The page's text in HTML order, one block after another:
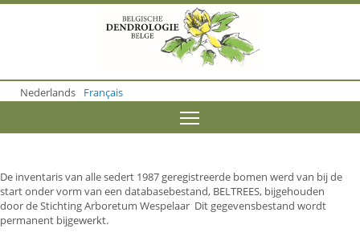
o
m
o
n
t
e
n
Nederlands Français
De inventaris van alle sedert 1987 geregistreerde bomen werd van bij de
start onder vorm van een databasebestand, BELTREES, bijgehouden
door de Stichting Arboretum Wespelaar Dit gegevensbestand wordt
permanent bijgewerkt.